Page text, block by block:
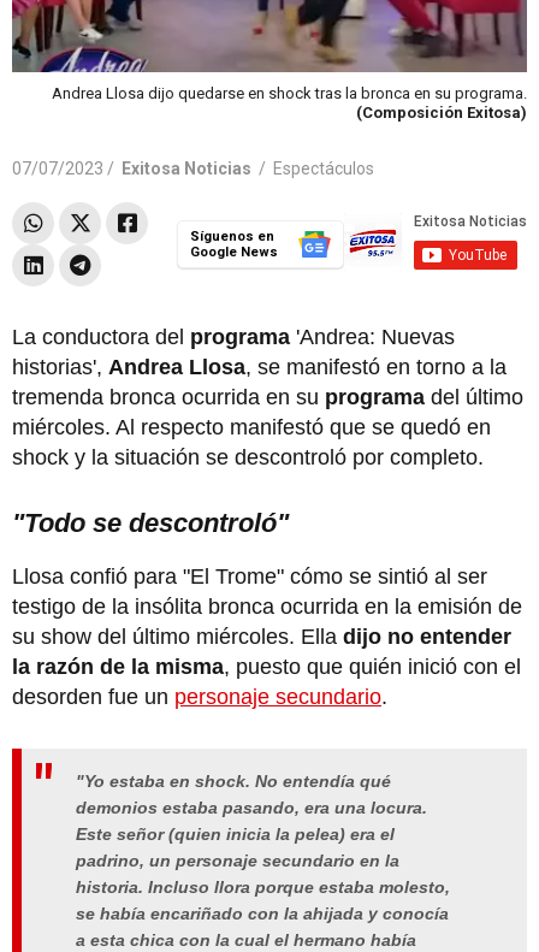
Andrea Llosa dijo quedarse en shock tras la bronca en su programa.
(Composición Exitosa)
07/07/2023 / Exitosa Noticias / Espectáculos
Síguenos en
Google News
La conductora del programa 'Andrea: Nuevas
historias', Andrea Llosa, se manifestó en torno a la
tremenda bronca ocurrida en su programa del último
miércoles. Al respecto manifestó que se quedó en
shock y la situación se descontroló por completo.
"Todo se descontroló"
Llosa confió para "El Trome" cómo se sintió al ser
testigo de la insólita bronca ocurrida en la emisión de
su show del último miércoles. Ella dijo no entender
la razón de la misma, puesto que quién inició con el
desorden fue un personaje secundario.
"Yo estaba en shock. No entendía qué
demonios estaba pasando, era una locura.
Este señor (quien inicia la pelea) era el
padrino, un personaje secundario en la
historia. Incluso llora porque estaba molesto,
se había encariñado con la ahijada y conocía
a esta chica con la cual el hermano había